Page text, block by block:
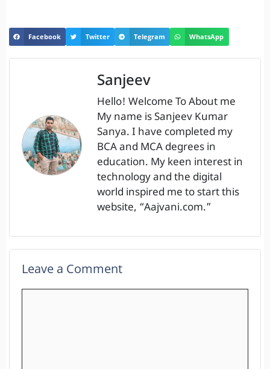
Facebook Twitter Telegram WhatsApp
Sanjeev
Hello! Welcome To About me
My name is Sanjeev Kumar
Sanya. I have completed my
BCA and MCA degrees in
education. My keen interest in
technology and the digital
world inspired me to start this
website, “Aajvani.com.”
Leave a Comment